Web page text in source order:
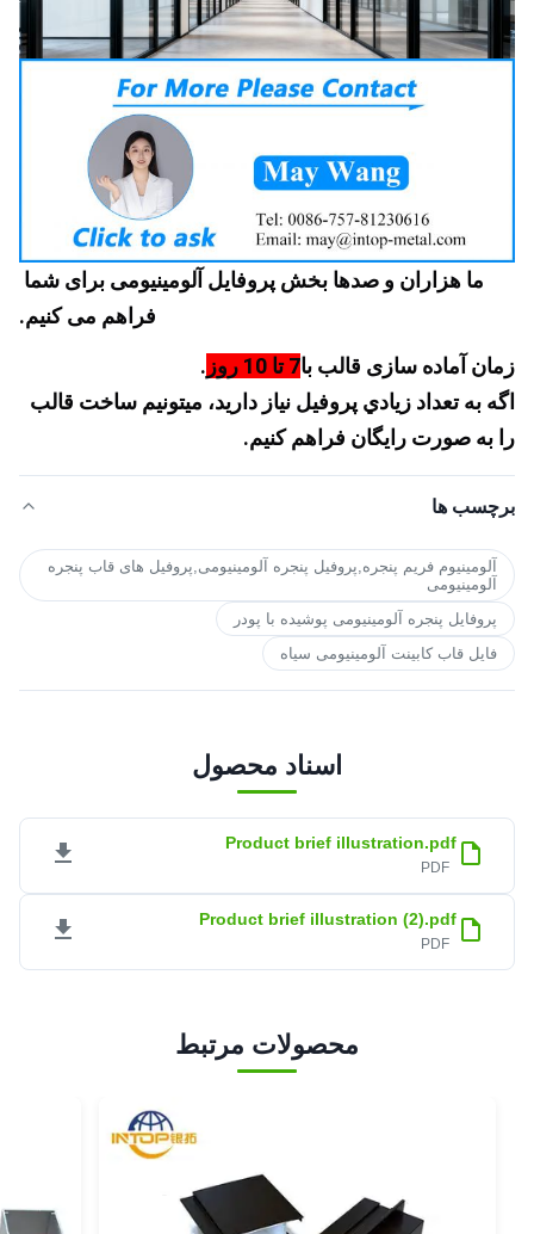
فراهم می کنیم.
زمان آماده سازی قالب با7 تا 10 روز
.
را به صورت رایگان فراهم کنيم.
برچسب ها
آلومینیوم فریم پنجره,پروفیل پنجره آلومینیومی,پروفیل های قاب پنجره
آلومینیومی
پروفایل پنجره آلومینیومی پوشیده با پودر
فایل قاب کابینت آلومینیومی سیاه
اسناد محصول
Product brief illustration.pdf
PDF
Product brief illustration (2).pdf
PDF
محصولات مرتبط